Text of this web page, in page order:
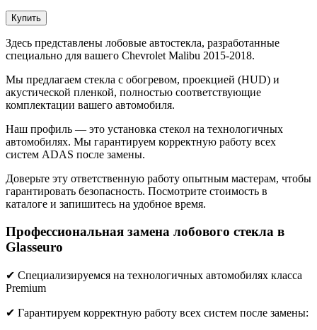
Купить
Здесь представлены лобовые автостекла, разработанные
специально для вашего Chevrolet Malibu 2015-2018.
Мы предлагаем стекла с обогревом, проекцией (HUD) и
акустической пленкой, полностью соответствующие
комплектации вашего автомобиля.
Наш профиль — это установка стекол на технологичных
автомобилях. Мы гарантируем корректную работу всех
систем ADAS после замены.
Доверьте эту ответственную работу опытным мастерам, чтобы
гарантировать безопасность. Посмотрите стоимость в
каталоге и запишитесь на удобное время.
Профессиональная замена лобового стекла в
Glasseuro
✔ Специализируемся на технологичных автомобилях класса
Premium
✔ Гарантируем корректную работу всех систем после замены: